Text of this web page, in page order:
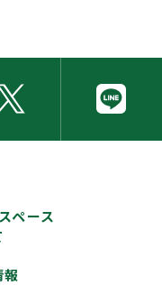
ペース